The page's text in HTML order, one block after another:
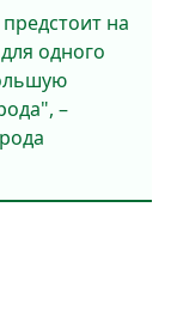
на
одного
–